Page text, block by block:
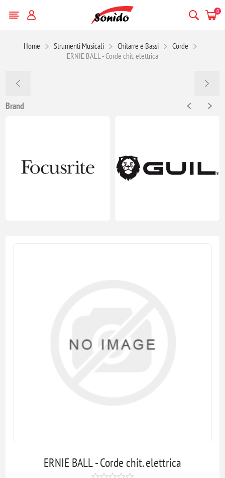
0
Home Strumenti Musicali Chitarre e Bassi
Corde
ERNIE BALL - Corde chit. elettrica
Brand
ERNIE BALL - Corde chit. elettrica